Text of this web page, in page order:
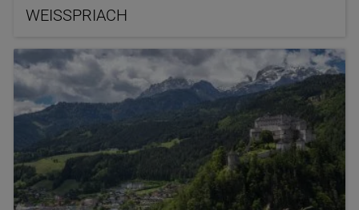
WEISSPRIACH